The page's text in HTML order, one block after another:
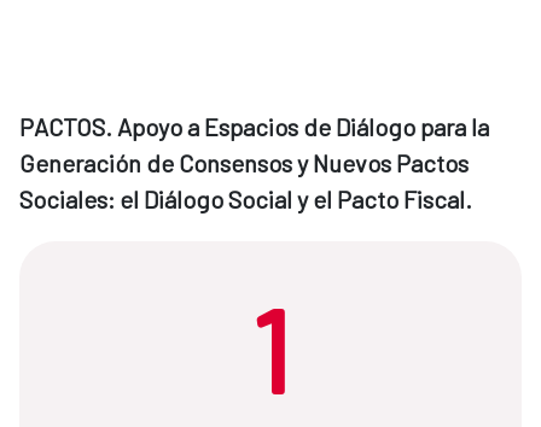
PACTOS. Apoyo a Espacios de Diálogo para la
Generación de Consensos y Nuevos Pactos
Sociales: el Diálogo Social y el Pacto Fiscal.
1